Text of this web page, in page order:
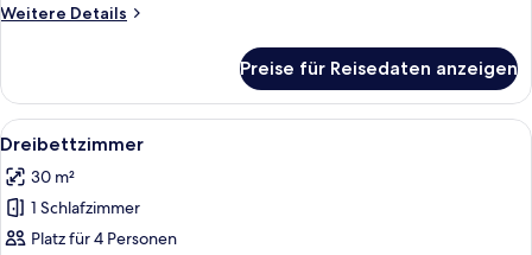
Weitere Details
Weitere
oder
Zweibettzimmer
Preise für Reisedaten anzeigen
Alle
Fotos
für
Dreibettzimmer
anzeigen
Ein Hotelzimmer mit einem großen
5
Dreibettzimmer
30 m²
1 Schlafzimmer
Platz für 4 Personen